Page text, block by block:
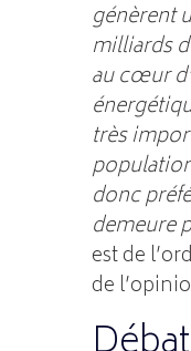
génèrent
milliards
au cœur
très
donc
demeure
est de
de